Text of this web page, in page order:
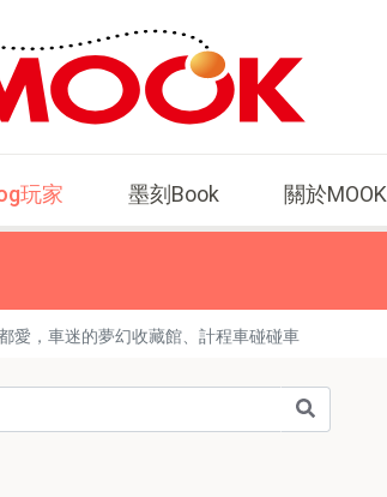
玩家 墨刻Book 關於MOOK
愛，車迷的夢幻收藏館、計程車碰碰車